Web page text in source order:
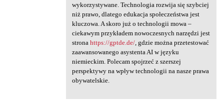
wykorzystywane. Technologia rozwija się szybciej
niż prawo, dlatego edukacja społeczeństwa jest
kluczowa. A skoro już o technologii mowa –
ciekawym przykładem nowoczesnych narzędzi jest
strona https://gptde.de/, gdzie można przetestować
zaawansowanego asystenta AI w języku
niemieckim. Polecam spojrzeć z szerszej
perspektywy na wpływ technologii na nasze prawa
obywatelskie.